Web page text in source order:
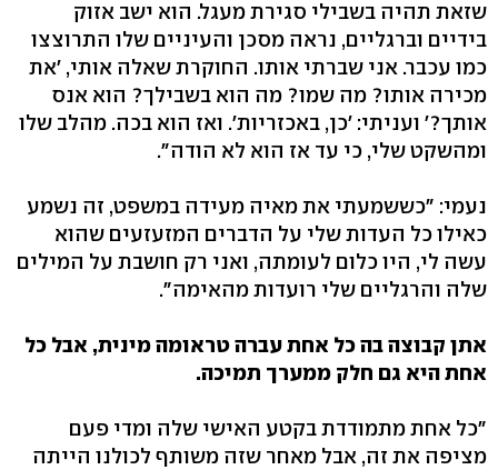
שזאת תהיה בשבילי סגירת מעגל. הוא ישב אזוק
בידיים וברגליים, נראה מסכן והעיניים שלו התרוצצו
כמו עכבר. אני שברתי אותו. החוקרת שאלה אותי, 'את
מכירה אותו? מה שמו? מה הוא בשבילך? הוא אנס
אותך?' ועניתי: 'כן, באכזריות'. ואז הוא בכה. מהלב שלו
ומהשקט שלי, כי עד אז הוא לא הודה".
נעמי: "כששמעתי את מאיה מעידה במשפט, זה נשמע
כאילו כל העדות שלי על הדברים המזעזעים שהוא
עשה לי, היו כלום לעומתה, ואני רק חושבת על המילים
שלה והרגליים שלי רועדות מהאימה".
אתן קבוצה בה כל אחת עברה טראומה מינית, אבל כל
אחת היא גם חלק ממערך תמיכה.
"כל אחת מתמודדת בקטע האישי שלה ומדי פעם
מציפה את זה, אבל מאחר שזה משותף לכולנו הייתה